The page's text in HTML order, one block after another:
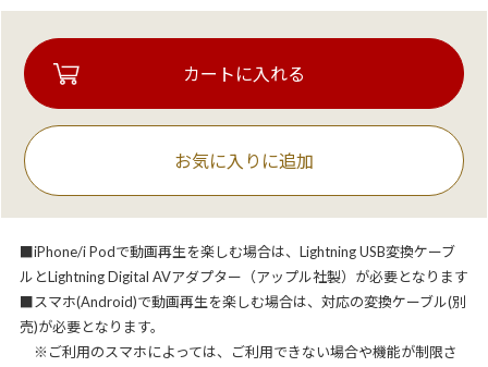
お気に入りに追加
■iPhone/i Podで動画再生を楽しむ場合は、Lightning USB変換ケーブ
ルとLightning Digital AVアダプター（アップル社製）が必要となります
■スマホ(Android)で動画再生を楽しむ場合は、対応の変換ケーブル(別
売)が必要となります。
※ご利用のスマホによっては、ご利用できない場合や機能が制限さ